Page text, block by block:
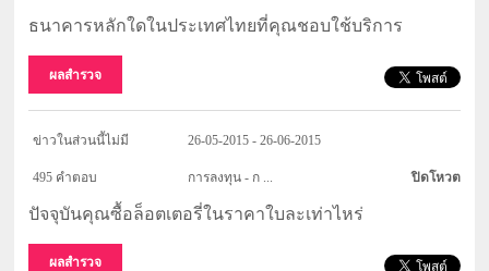
ธนาคารหลักใดในประเทศไทยที่คุณชอบใช้บริการ
ผลสำรวจ
ข่าวในส่วนนี้ไม่มี 26-05-2015 - 26-06-2015
495 คำตอบ การลงทุน - ก ... ปิดโหวต
ปัจจุบันคุณซื้อล็อตเตอรี่ในราคาใบละเท่าไหร่
ผลสำรวจ